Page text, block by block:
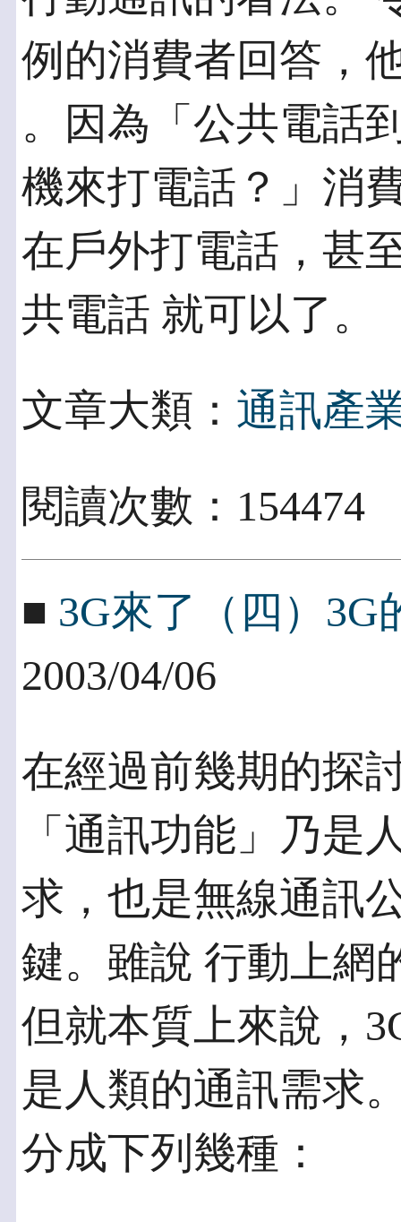
例的消費者回答，
。因為「公共電話
機來打電話？」消
在戶外打電話，甚
共電話 就可以了。
文章大類： 通訊產
閱讀次數：
■ 3G來了（四）
2003/04/06
在經過前幾期的探
「通訊功能」乃是
求，也是無線通訊
鍵。雖說 行動上網
但就本質上來說，
是人類的通訊需求
分成下列幾種：